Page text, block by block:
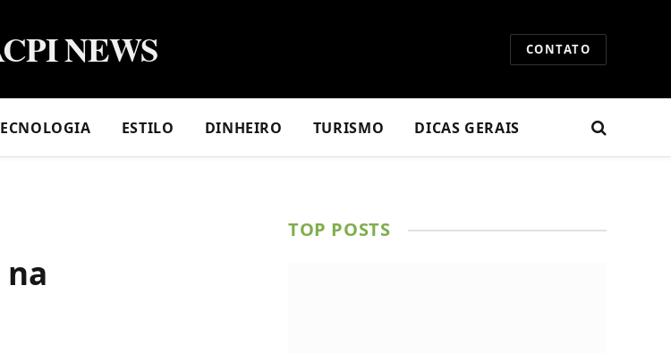
NEWS CONTATO
ESTILO DINHEIRO TURISMO DICAS GERAIS
na
TOP POSTS